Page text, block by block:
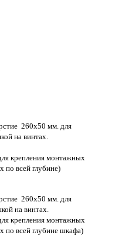
260х50 мм. для
на винтах
крепления монтажных
по всей глубине)
260х50 мм. для
на винтах
крепления монтажных
по всей глубине шкафа)